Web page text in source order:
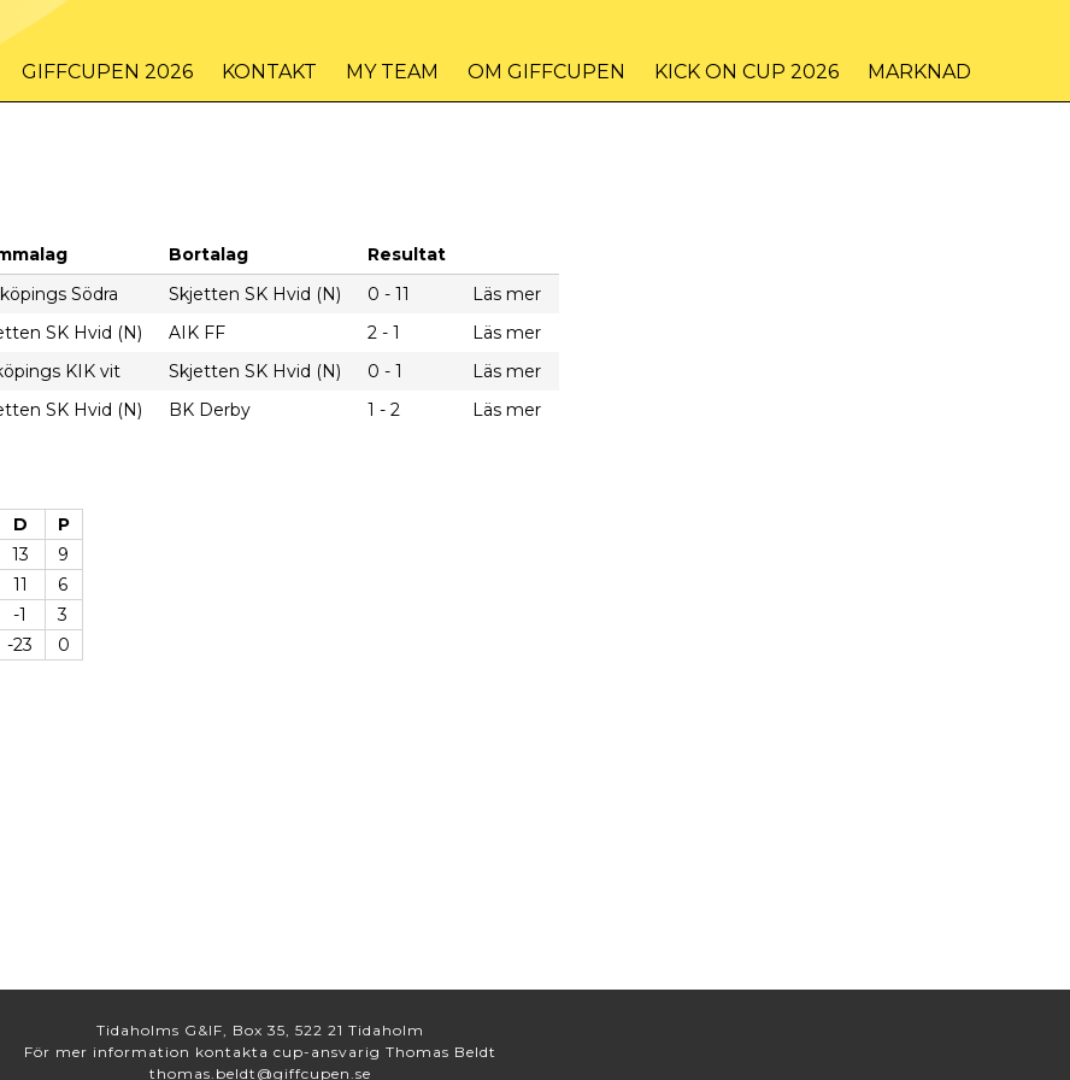
GIFFCUPEN 2026 KONTAKT MY TEAM OM GIFFCUPEN KICK ON CUP 2026 MARKNAD
Bortalag
Resultat
Södra Skjetten SK Hvid (N) 0 - 11
Läs mer
SK Hvid (N) AIK FF 2 - 1
Läs mer
KIK vit Skjetten SK Hvid (N) 0 - 1
Läs mer
SK Hvid (N) BK Derby 1 - 2 Läs mer
D
P
13
9
11
6
-1
3
-23 0
Tidaholms G&IF, Box 35, 522 21 Tidaholm
För mer information kontakta cup-ansvarig Thomas Beldt
thomas.beldt@giffcupen.se